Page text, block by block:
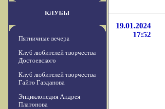
КЛУБЫ
Пятничные вечера
Клуб любителей творчества
Достоевского
Клуб любителей творчества
Гайто Газданова
Энциклопедия Андрея
Платонова
19.01.2024
17:52